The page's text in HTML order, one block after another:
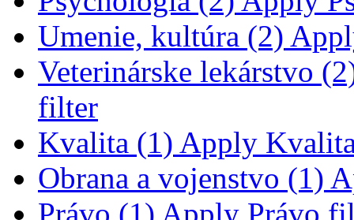
Umenie, kultúra (2)
Veterinárske lekárstvo
filter
Kvalita (1) Apply
Obrana a vojenstvo (1)
Právo (1) Apply Právo